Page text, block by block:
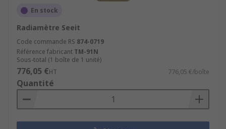
En stock
Radiamètre Seeit
Code commande RS 874-0719
Référence fabricant TM-91N
Sous-total (1 boîte de 1 unité)
776,05 €HT 776,05 €/boîte
Quantité